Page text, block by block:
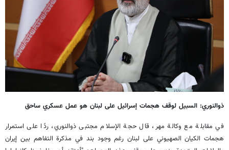
ذوالنوري: السبيل لوقف هجمات إسرائيل على لبنان هو عمل عسكري ساحق
في مقابلة مع وكالة مهر، قال حجة الإسلام مجتبى ذوالنوري، ردًا على استمرار
هجمات الكيان الصهيوني على لبنان رغم وجود بند في مذكرة التفاهم بين إيران